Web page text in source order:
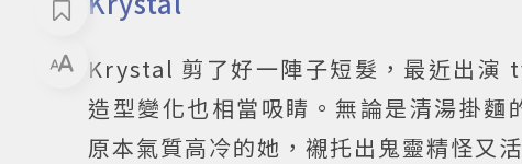
Krystal 剪了好一陣子短髮，最近出演
造型變化也相當吸睛。無論是清湯掛
原本氣質高冷的她，襯托出鬼靈精怪又